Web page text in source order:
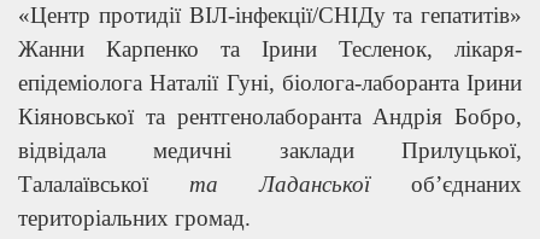
«Центр протидії ВІЛ-інфекції/СНІДу та гепатитів»
Жанни Карпенко та Ірини Тесленок, лікаря-
епідеміолога Наталії Гуні, біолога-лаборанта Ірини
Кіяновської та рентгенолаборанта Андрія Бобро,
відвідала медичні заклади Прилуцької,
Талалаївської та Ладанської об’єднаних
територіальних громад.